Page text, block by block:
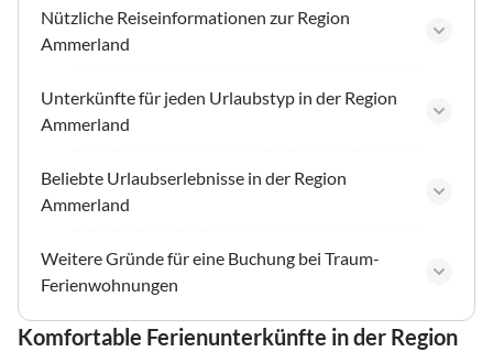
Nützliche Reiseinformationen zur Region
Ammerland
Unterkünfte für jeden Urlaubstyp in der Region
Ammerland
Beliebte Urlaubserlebnisse in der Region
Ammerland
Weitere Gründe für eine Buchung bei Traum-
Ferienwohnungen
Komfortable Ferienunterkünfte in der Region